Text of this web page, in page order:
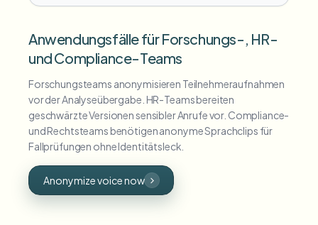
Anwendungsfälle für Forschungs-, HR-
und Compliance-Teams
Forschungsteams anonymisieren Teilnehmeraufnahmen
vor der Analyseübergabe. HR-Teams bereiten
geschwärzte Versionen sensibler Anrufe vor. Compliance-
und Rechtsteams benötigen anonyme Sprachclips für
Fallprüfungen ohne Identitätsleck.
Anonymize voice now